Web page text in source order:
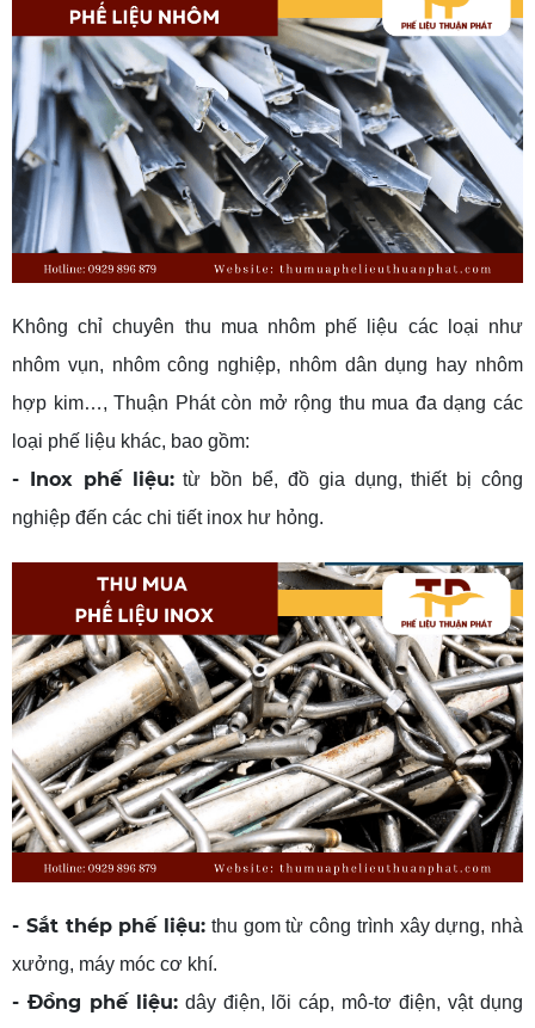
Không chỉ chuyên thu mua nhôm phế liệu các loại như
nhôm vụn, nhôm công nghiệp, nhôm dân dụng hay nhôm
hợp kim…, Thuận Phát còn mở rộng thu mua đa dạng các
loại phế liệu khác, bao gồm:
- Inox phế liệu:từ bồn bể, đồ gia dụng, thiết bị công
nghiệp đến các chi tiết inox hư hỏng.
- Sắt thép phế liệu: thu gom từ công trình xây dựng, nhà
xưởng, máy móc cơ khí.
- Đồng phế liệu:dây điện, lõi cáp, mô-tơ điện, vật dụng